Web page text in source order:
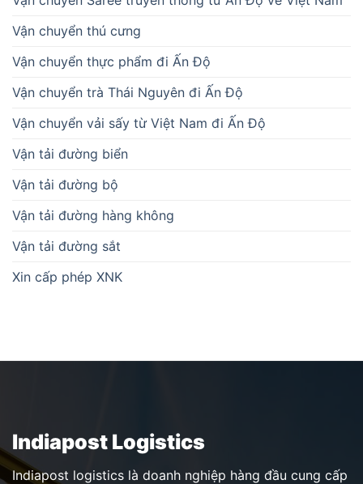
Vận chuyển thú cưng
Vận chuyển thực phẩm đi Ấn Độ
Vận chuyển trà Thái Nguyên đi Ấn Độ
Vận chuyển vải sấy từ Việt Nam đi Ấn Độ
Vận tải đường biển
Vận tải đường bộ
Vận tải đường hàng không
Vận tải đường sắt
Xin cấp phép XNK
Indiapost Logistics
Indiapost logistics là doanh nghiệp hàng đầu cung cấp